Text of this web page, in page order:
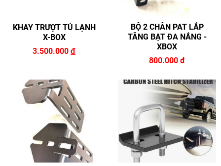
KHAY TRƯỢT TỦ LẠNH
X-BOX
3.500.000 đ
BỘ 2 CHÂN PAT LẮP
TĂNG BẠT ĐA NẮNG -
XBOX
800.000 đ